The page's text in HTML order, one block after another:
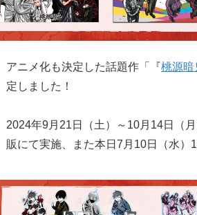
アニメ化も決定した話題作「『桃源暗
定しました！
2024年9月21日（土）～10月14日（
販にて実施、また本日7月10日（水）